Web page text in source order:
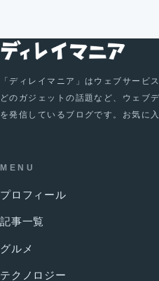
「ディレイマニア」はウェブサービ
どのガジェットの話題など、ウェブ
を発信しているブログです。お気に
MENU
プロフィール
記事一覧
グルメ
テクノロジー